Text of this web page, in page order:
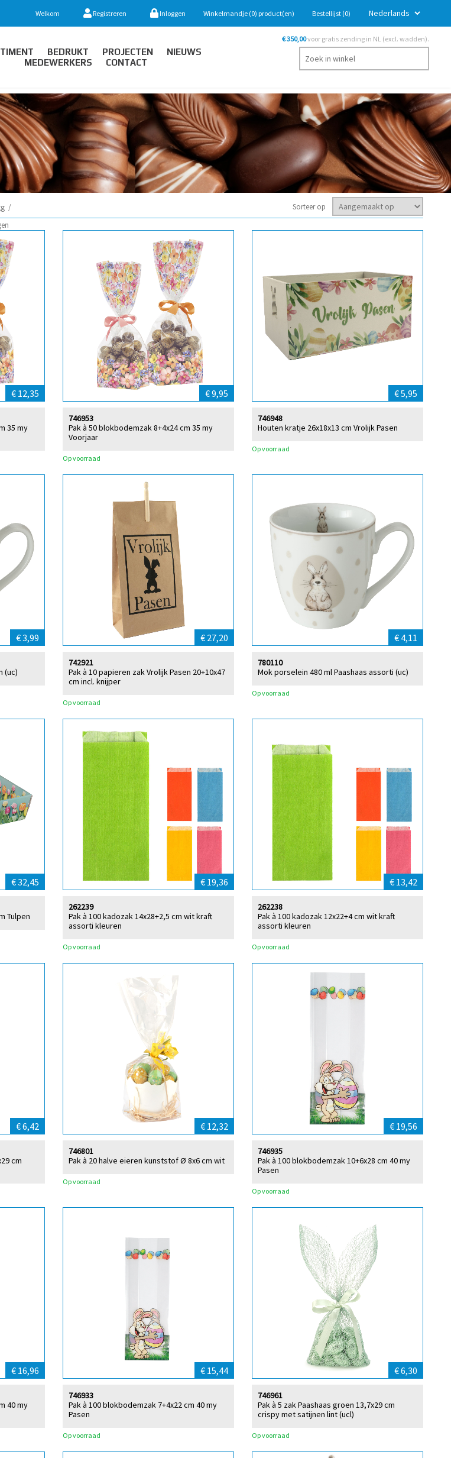
Welkom Registreren Inloggen Winkelmandje (0) product(en) Bestellijst (0)
BEDRUKT PROJECTEN
NIEUWS
MEDEWERKERS
CONTACT
€ 350,00voor gratis zending in NL (excl. wadden).
/
Sorteer op
€ 12,35
35 my
€ 9,95
Pak à 50 blokbodemzak 8+4x24 cm 35 my
Voorjaar
746953
Op voorraad
€ 5,95
Houten kratje 26x18x13 cm Vrolijk Pasen
746948
Op voorraad
€ 3,99
(uc)
€ 27,20
Pak à 10 papieren zak Vrolijk Pasen 20+10x47
cm incl. knijper
742921
Op voorraad
€ 4,11
Mok porselein 480 ml Paashaas assorti (uc)
780110
Op voorraad
€ 32,45
Tulpen
€ 19,36
Pak à 100 kadozak 14x28+2,5 cm wit kraft
assorti kleuren
262239
Op voorraad
€ 13,42
Pak à 100 kadozak 12x22+4 cm wit kraft
assorti kleuren
262238
Op voorraad
€ 6,42
cm
€ 12,32
Pak à 20 halve eieren kunststof Ø 8x6 cm wit
746801
Op voorraad
€ 19,56
Pak à 100 blokbodemzak 10+6x28 cm 40 my
Pasen
746935
Op voorraad
€ 16,96
40 my
€ 15,44
Pak à 100 blokbodemzak 7+4x22 cm 40 my
Pasen
746933
Op voorraad
€ 6,30
Pak à 5 zak Paashaas groen 13,7x29 cm
crispy met satijnen lint (ucl)
746961
Op voorraad